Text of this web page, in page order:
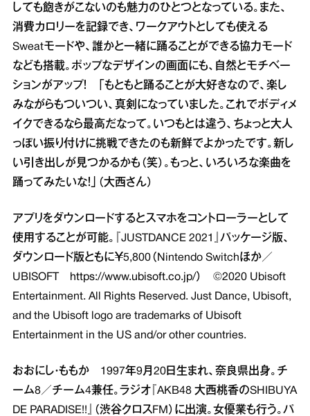
しても飽きがこないのも魅力のひとつとなっている。また、
消費カロリーを記録でき、ワークアウトとしても使える
Sweatモードや、誰かと一緒に踊ることができる協力モード
なども搭載。ポップなデザインの画面にも、自然とモチベー
ションがアップ！ 「もともと踊ることが大好きなので、楽し
みながらもついつい、真剣になっていました。これでボディメ
イクできるなら最高だなって。いつもとは違う、ちょっと大人
っぽい振り付けに挑戦できたのも新鮮でよかったです。新し
い引き出しが見つかるかも（笑）。もっと、いろいろな楽曲を
踊ってみたいな！」（大西さん）
アプリをダウンロードするとスマホをコントローラーとして
使用することが可能。『JUSTDANCE 2021』パッケージ版、
ダウンロード版ともに￥5,800（Nintendo Switchほか／
UBISOFT
https://www.ubisoft.co.jp/） ©2020 Ubisoft
Entertainment. All Rights Reserved. Just Dance, Ubisoft,
and the Ubisoft logo are trademarks of Ubisoft
Entertainment in the US and/or other countries.
おおにし・ももか 1997年9月20日生まれ、奈良県出身。チ
ーム8／チーム4兼任。ラジオ『AKB48 大西桃香のSHIBUYA
DE PARADISE!!』（渋谷クロスFM）に出演。女優業も行う。パ